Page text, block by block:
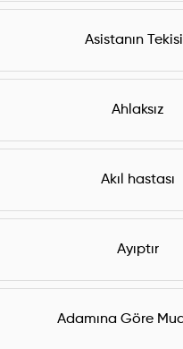
Asistanın
Ahlaksız
Akıl hastası
Ayıptır
Adamına Göre